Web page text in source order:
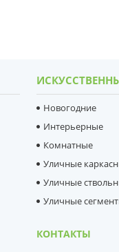
Новогодние
Интерьерные
Комнатные
Уличные
Уличные
Уличные